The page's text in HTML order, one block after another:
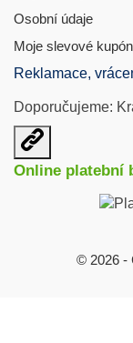
Osobní údaje
Moje slevové
Reklamace,
Doporučujeme:
Otevřit
užitečné
odkazy
Online platební
© 2026 -